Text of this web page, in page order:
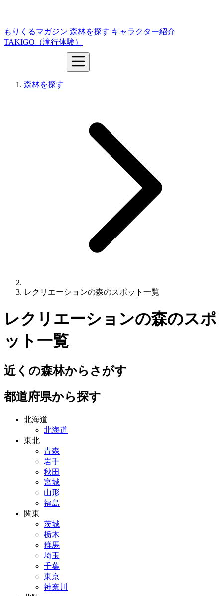
もりくるマガジン 森林を探す キャラクター紹介
TAKIGO（滝行体験）
森林を探す
レクリエーションの森のスポット一覧
レクリエーションの森のスポ
ット一覧
近くの森林からさがす
都道府県から探す
北海道
北海道
東北
青森
岩手
秋田
宮城
山形
福島
関東
茨城
栃木
群馬
埼玉
千葉
東京
神奈川